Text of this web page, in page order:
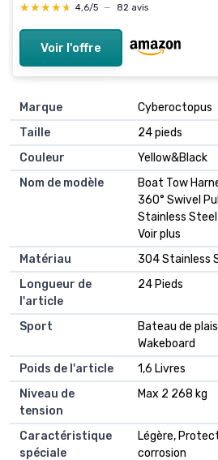
★★★★★
★★★★★ 4,6/5 — 82 avis
Voir l'offre
Marque
Cyberoctopus
Taille
24 pieds
Couleur
Yellow&Black
Nom de modèle
Boat Tow
360° Swivel
Stainless Steel
Voir plus
Matériau
304 Stainless
Longueur de
l'article
24 Pieds
Sport
Bateau de
Wakeboard
Poids de l'article
1,6 Livres
Niveau de
tension
Max 2 268 kg
Caractéristique
spéciale
Légère,
corrosion